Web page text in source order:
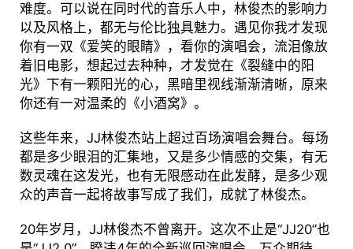
难度。可以说在同时代的音乐人中，林俊杰的影响力
以及风格上，都无与伦比独具魅力。遇见你我才发现
你有一双《爱笑的眼睛》，看你的演唱会，流泪像放
着旧电影，想起过去种种，才发觉在《裂缝中的阳
光》下有一颗阳光的心，黑暗里视线渐渐清晰，原来
你还有一对温柔的《小酒窝》。
这些年来，JJ林俊杰站上超过百场演唱会舞台。每场
都是多少眼泪的汇集地，又是多少情感的交集，有无
数灵魂在这发光，也有无限感动在此发酵，是多少观
众的声音一起将故事写成了我们，成就了林俊杰。
20年岁月，JJ林俊杰不曾离开。这次不止是“JJ20”也